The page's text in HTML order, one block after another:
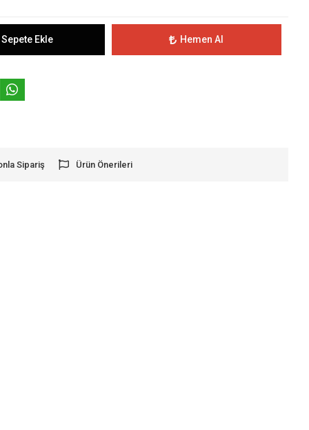
Sepete Ekle Hemen Al
Sipariş Ürün Önerileri